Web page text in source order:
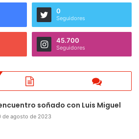
0
Seguidores
45.700
Seguidores
soñado con Luis Miguel
de agosto de 2023